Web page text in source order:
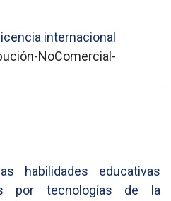
internacional
NoComercial-
habilidades educativas
por tecnologías de la